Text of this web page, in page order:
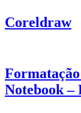
Coreldraw
Notebook –